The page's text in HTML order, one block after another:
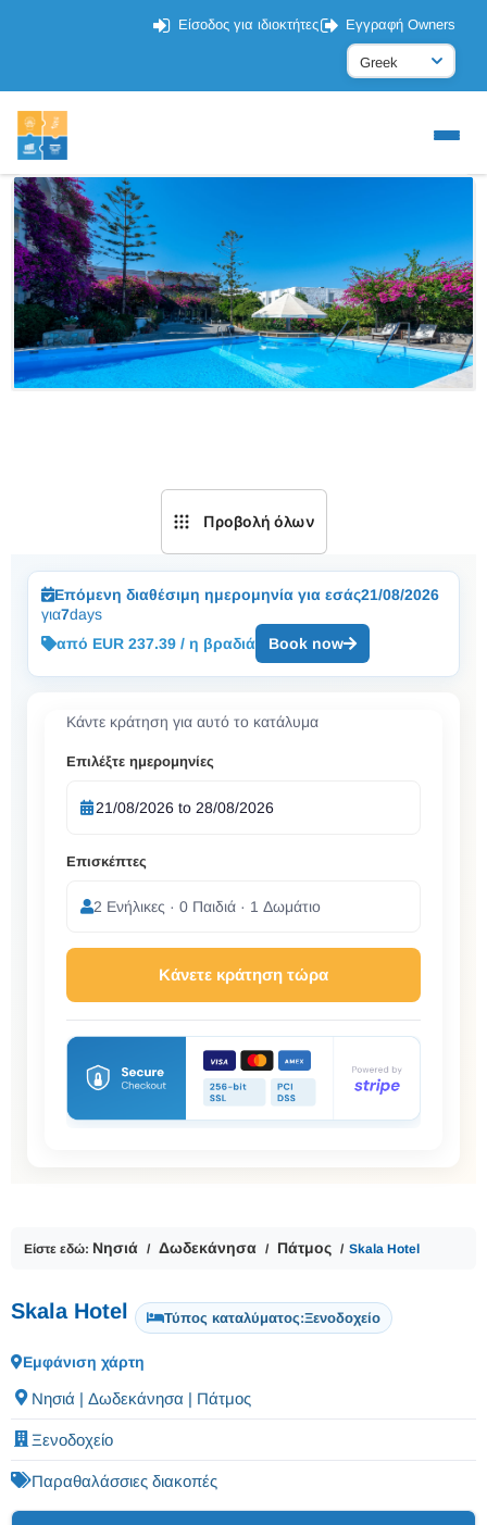
Είσοδος για ιδιοκτήτες Εγγραφή Owners
Προβολή όλων
Επόμενη διαθέσιμη ημερομηνία για εσάς21/08/2026
για7days
από EUR 237.39 / η βραδιά
Book now
Κάντε κράτηση για αυτό το κατάλυμα
Επιλέξτε ημερομηνίες
Επισκέπτες
2 Ενήλικες · 0 Παιδιά · 1 Δωμάτιο
Κάνετε κράτηση τώρα
Είστε εδώ: Νησιά Δωδεκάνησα Πάτμος Skala Hotel
Skala Hotel Τύπος καταλύματος:Ξενοδοχείο
Εμφάνιση χάρτη
Νησιά | Δωδεκάνησα | Πάτμος
Ξενοδοχείο
Παραθαλάσσιες διακοπές